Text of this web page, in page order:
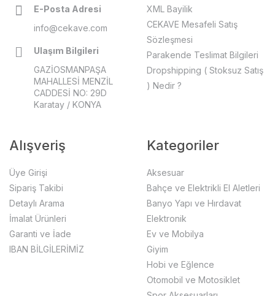
E-Posta Adresi
info@cekave.com
Ulaşım Bilgileri
GAZİOSMANPAŞA
MAHALLESİ MENZİL
CADDESİ NO: 29D
Karatay / KONYA
XML Bayilik
CEKAVE Mesafeli Satış
Sözleşmesi
Parakende Teslimat Bilgileri
Dropshipping ( Stoksuz Satış
) Nedir ?
Alışveriş
Üye Girişi
Sipariş Takibi
Detaylı Arama
İmalat Ürünleri
Garanti ve İade
IBAN BİLGİLERİMİZ
Kategoriler
Aksesuar
Bahçe ve Elektrikli El Aletleri
Banyo Yapı ve Hırdavat
Elektronik
Ev ve Mobilya
Giyim
Hobi ve Eğlence
Otomobil ve Motosiklet